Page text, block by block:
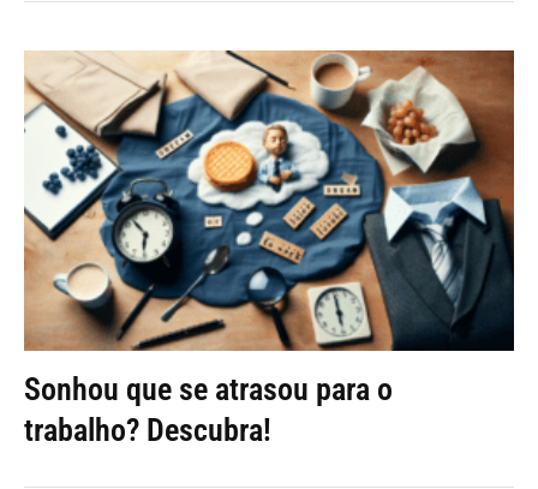
Sonhou que se atrasou para o
trabalho? Descubra!